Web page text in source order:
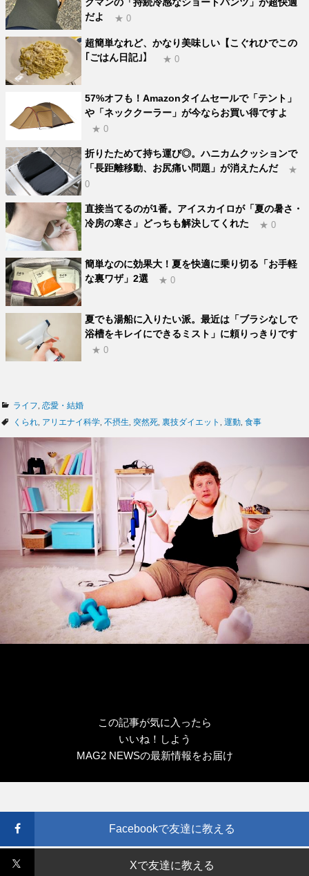
だよ
★ 0
超簡単なれど、かなり美味しい【こぐれひでこの
｢ごはん日記｣】
★ 0
57%オフも！Amazonタイムセールで「テント」
や「ネッククーラー」が今ならお買い得ですよ
★ 0
折りたためて持ち運び◎。ハニカムクッションで
「長距離移動、お尻痛い問題」が消えたんだ
★
0
直接当てるのが1番。アイスカイロが「夏の暑さ・
冷房の寒さ」どっちも解決してくれた
★ 0
簡単なのに効果大！夏を快適に乗り切る「お手軽
な裏ワザ」2選
★ 0
夏でも湯船に入りたい派。最近は「ブラシなしで
浴槽をキレイにできるミスト」に頼りっきりです
★ 0
カ
テ
リ
ー
ライフ 恋愛・結婚
タ
くられ アリエナイ科学 不摂生 突然死 裏技ダイエット 運動 食事
この記事が気に入ったら
いいね！しよう
MAG2 NEWSの最新情報をお届け
Facebookで友達に教える
Xで友達に教える